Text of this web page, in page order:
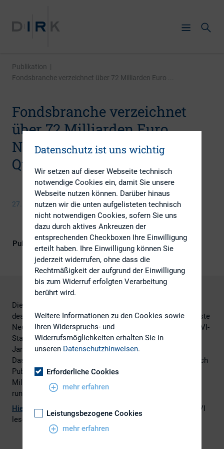
Publikation |
Fondsbranche verzeichnet über 72 Milliarden Euro ...
Fondsbranche verzeichnet
über 72 Milliarden Euro
Neugeschäft im ersten
Quartal
27. Mai 2015
Publikationsform Externe Publikationen
Die Fondsbranche sammelte in den ersten drei Monaten
des Jahres netto 72,2 Milliarden Euro ein. Das ist das beste
Neugeschäft in einem ersten Quartal seit Bestehen der BVI-
Statistik. Allein Spezialfonds verzeichneten von Anfang
Januar bis Ende März Zuflüsse von 43,8 Milliarden Euro.
Das ist das absatzstärkste Quartal in der Geschichte. Auch
Publikumsfonds erreichten mit Zuflüssen von 27,7
Milliarden ein Rekordergebnis. Freien Mandaten flossen
rund 0,7 Milliarden Euro zu.
Hier
können Sie die vollständige Pressemitteilung des BVI
lesen.
Datenschutz ist uns wichtig
Wir setzen auf dieser Webseite technisch
notwendige Cookies ein, damit Sie unsere
Webseite nutzen können. Darüber hinaus
nutzen wir die unten aufgelisteten technisch
nicht notwendigen Cookies, sofern Sie uns
dazu durch aktives Ankreuzen der
entsprechenden Checkboxen Ihre Einwilligung
erteilt haben. Ihre Einwilligung können Sie
jederzeit widerrufen, ohne dass die
Rechtmäßigkeit der aufgrund der Einwilligung
bis zum Widerruf erfolgten Verarbeitung
berührt wird.
Weitere Informationen zu den Cookies sowie
Ihren Widerspruchs- und
Widerrufsmöglichkeiten erhalten Sie in
unseren Datenschutzhinweisen.
Erforderliche Cookies
mehr erfahren
Leistungsbezogene Cookies
mehr erfahren